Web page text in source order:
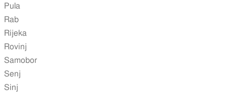
Pula
Rab
Rijeka
Rovinj
Samobor
Senj
Sinj